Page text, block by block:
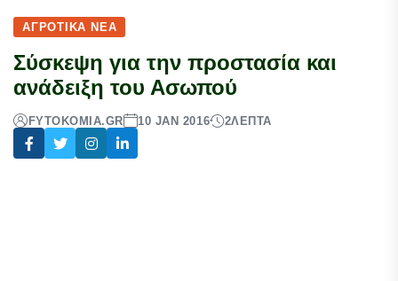
ΑΓΡΟΤΙΚΆ ΝΈΑ
Σύσκεψη για την προστασία και
ανάδειξη του Ασωπού
FYTOKOMIA.GR 10 JAN 2016 2ΛΕΠΤΆ